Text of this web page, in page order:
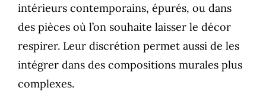
intérieurs contemporains, épurés, ou dans
des pièces où l’on souhaite laisser le décor
respirer. Leur discrétion permet aussi de les
intégrer dans des compositions murales plus
complexes.